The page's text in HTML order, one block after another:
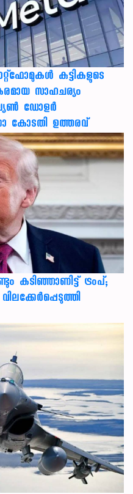
കുട്ടികളുടെ
സാഹചര്യം
ഡോളര്‍
കോടതി ഉത്തരവ്
കടിഞ്ഞാണിട്ട് ട്രംപ്;